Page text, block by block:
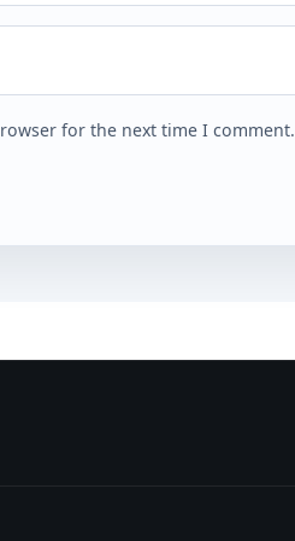
for the next time I comment.